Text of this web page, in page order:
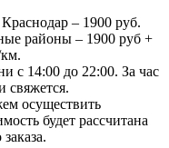
– 1900 руб.
районы – 1900 руб +
с 14:00 до 22:00. За час
свяжется.
осуществить
будет рассчитана